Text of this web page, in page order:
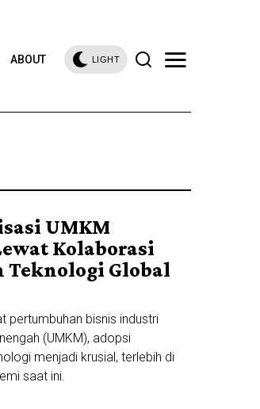
ABOUT LIGHT
UMKM
Kolaborasi
Teknologi Global
pertumbuhan bisnis industri
(UMKM), adopsi
menjadi krusial, terlebih di
saat ini.